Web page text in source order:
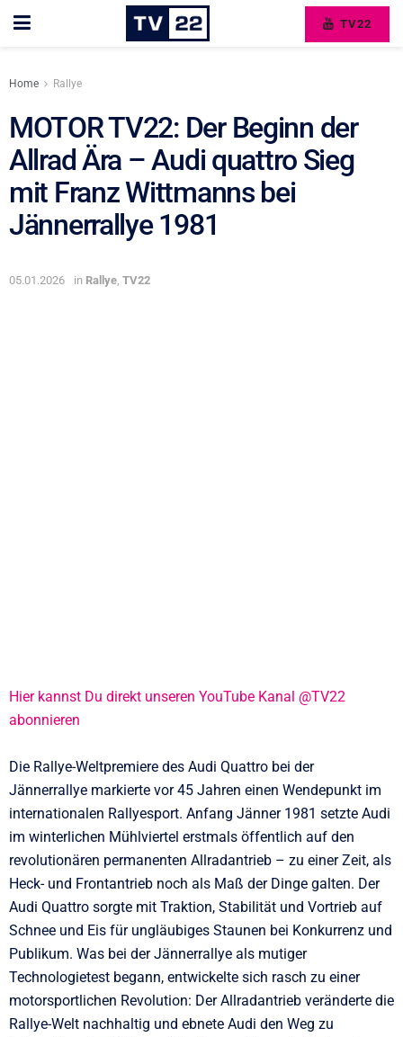
TV22
Home Rallye
MOTOR TV22: Der Beginn der
Allrad Ära – Audi quattro Sieg
mit Franz Wittmanns bei
Jännerrallye 1981
05.01.2026 in Rallye TV22
Hier kannst Du direkt unseren YouTube Kanal @TV22
abonnieren
Die Rallye-Weltpremiere des Audi Quattro bei der
Jännerrallye markierte vor 45 Jahren einen Wendepunkt im
internationalen Rallyesport. Anfang Jänner 1981 setzte Audi
im winterlichen Mühlviertel erstmals öffentlich auf den
revolutionären permanenten Allradantrieb – zu einer Zeit, als
Heck- und Frontantrieb noch als Maß der Dinge galten. Der
Audi Quattro sorgte mit Traktion, Stabilität und Vortrieb auf
Schnee und Eis für ungläubiges Staunen bei Konkurrenz und
Publikum. Was bei der Jännerrallye als mutiger
Technologietest begann, entwickelte sich rasch zu einer
motorsportlichen Revolution: Der Allradantrieb veränderte die
Rallye-Welt nachhaltig und ebnete Audi den Weg zu